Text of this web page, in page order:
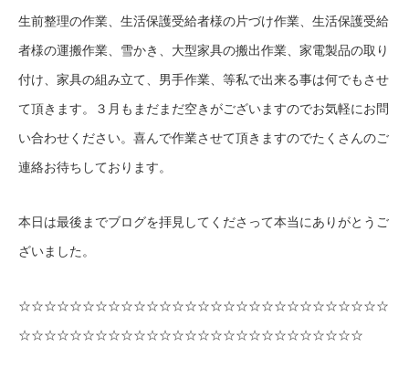
生前整理の作業、生活保護受給者様の片づけ作業、生活保護受給
者様の運搬作業、雪かき、大型家具の搬出作業、家電製品の取り
付け、家具の組み立て、男手作業、等私で出来る事は何でもさせ
て頂きます。３月もまだまだ空きがございますのでお気軽にお問
い合わせください。喜んで作業させて頂きますのでたくさんのご
連絡お待ちしております。
本日は最後までブログを拝見してくださって本当にありがとうご
ざいました。
☆☆☆☆☆☆☆☆☆☆☆☆☆☆☆☆☆☆☆☆☆☆☆☆☆☆☆☆☆
☆☆☆☆☆☆☆☆☆☆☆☆☆☆☆☆☆☆☆☆☆☆☆☆☆☆☆